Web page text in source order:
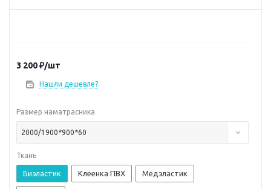
3 200₽/шт
Нашли дешевле?
Размер наматрасника
2000/1900*900*60
Ткань
Биэластик Клеенка ПВХ Медэластик